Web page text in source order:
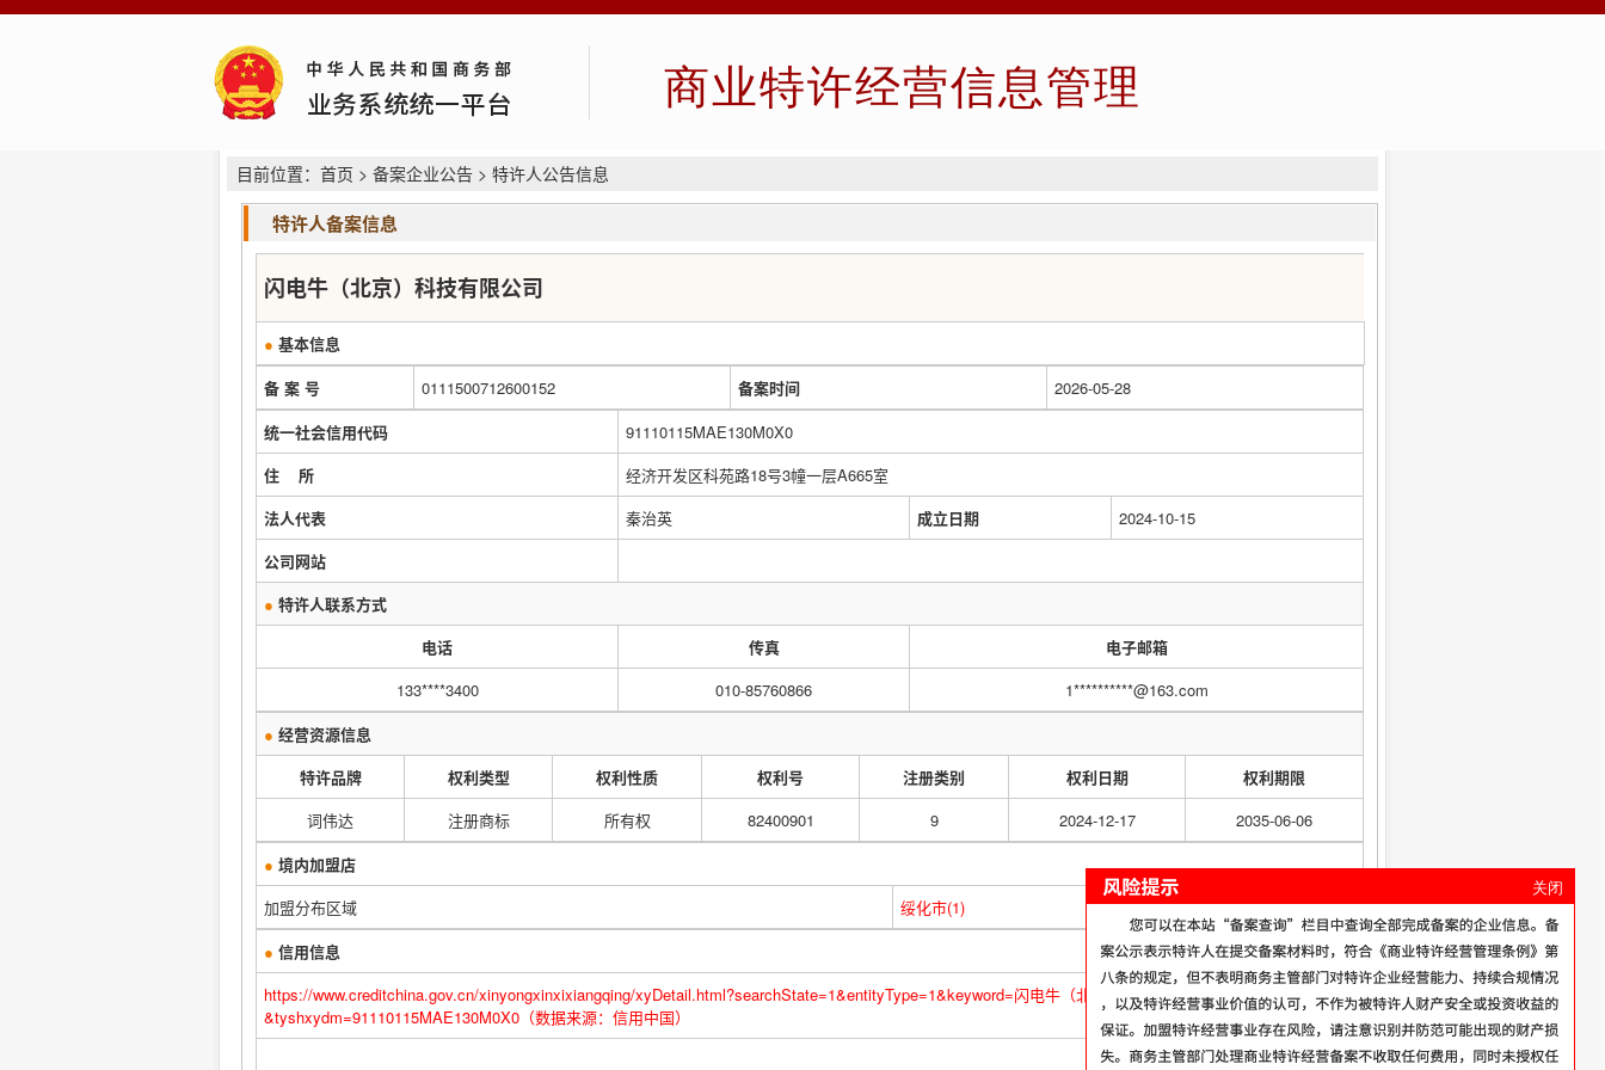
商业特许经营信息管理
目前位置： 首页 > 备案企业公告 > 特许人公告信息
特许人备案信息
闪电牛（北京）科技有限公司
● 基本信息
备 案 号
0111500712600152 备案时间
2026-05-28
统一社会信用代码
91110115MAE130M0X0
住 所
经济开发区科苑路18号3幢一层A665室
法人代表
秦治英 成立日期
2024-10-15
公司网站
● 特许人联系方式
电话
传真
电子邮箱
133****3400
010-85760866
1**********@163.com
● 经营资源信息
特许品牌
权利类型 权利性质 权利号 注册类别 权利日期
权利期限
词伟达
注册商标 所有权 82400901 9 2024-12-17
2035-06-06
● 境内加盟店
加盟分布区域
绥化市(1)
● 信用信息
https://www.creditchina.gov.cn/xinyongxinxixiangqing/xyDetail.html?searchState=1&entityType=1&keyword=闪电牛（北京）科技有限公司
&tyshxydm=91110115MAE130M0X0（数据来源：信用中国）
关闭